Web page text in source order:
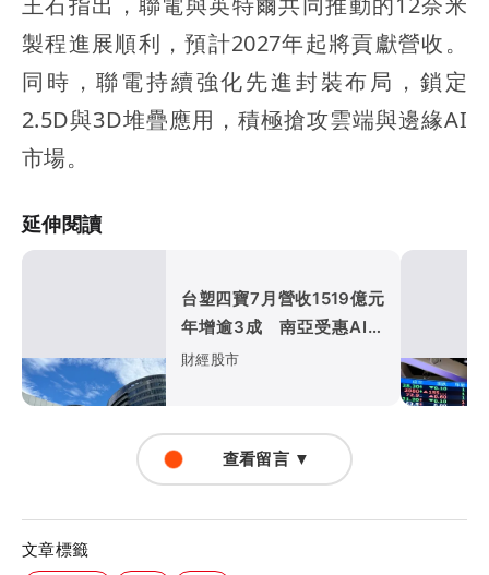
製程進展順利，預計2027年起將貢獻營收。
同時，聯電持續強化先進封裝布局，鎖定
2.5D與3D堆疊應用，積極搶攻雲端與邊緣AI
市場。
延伸閱讀
台塑四寶7月營收1519億元
年增逾3成 南亞受惠AI風
潮創49個月新高
財經股市
查看留言 ▼
文章標籤